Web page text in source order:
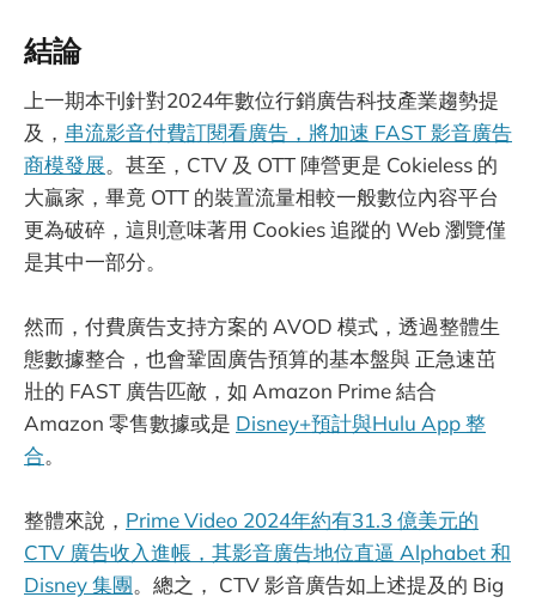
結論
上一期本刊針對2024年數位行銷廣告科技產業趨勢提
及， 串流影音付費訂閱看廣告，將加速 FAST 影音廣告
商模發展。甚至，CTV 及 OTT 陣營更是 Cokieless 的
大贏家，畢竟 OTT 的裝置流量相較一般數位內容平台
更為破碎，這則意味著用 Cookies 追蹤的 Web 瀏覽僅
是其中一部分。
然而，付費廣告支持方案的 AVOD 模式，透過整體生
態數據整合，也會鞏固廣告預算的基本盤與 正急速茁
壯的 FAST 廣告匹敵，如 Amazon Prime 結合
Amazon 零售數據或是 Disney+預計與Hulu App 整
合。
整體來說， Prime Video 2024年約有31.3 億美元的
CTV 廣告收入進帳，其影音廣告地位直逼 Alphabet 和
Disney 集團。總之， CTV 影音廣告如上述提及的 Big